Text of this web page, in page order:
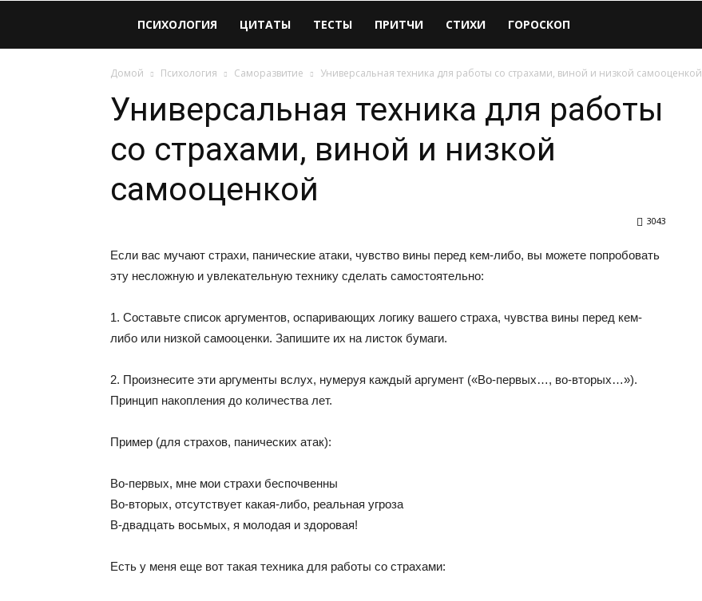
Виолайф
ПСИХОЛОГИЯ ЦИТАТЫ ТЕСТЫ ПРИТЧИ СТИХИ ГОРОСКОП
Домой Психология Саморазвитие Универсальная техника для работы со страхами, виной и низкой самооценкой
Универсальная техника для работы
со страхами, виной и низкой
самооценкой
3043
Если вас мучают страхи, панические атаки, чувство вины перед кем-либо, вы можете попробовать
эту несложную и увлекательную технику сделать самостоятельно:
1. Составьте список аргументов, оспаривающих логику вашего страха, чувства вины перед кем-
либо или низкой самооценки. Запишите их на листок бумаги.
2. Произнесите эти аргументы вслух, нумеруя каждый аргумент («Во-первых…, во-вторых…»).
Принцип накопления до количества лет.
Пример (для страхов, панических атак):
Во-первых, мне мои страхи беспочвенны
Во-вторых, отсутствует какая-либо, реальная угроза
В-двадцать восьмых, я молодая и здоровая!
Есть у меня еще вот такая техника для работы со страхами: